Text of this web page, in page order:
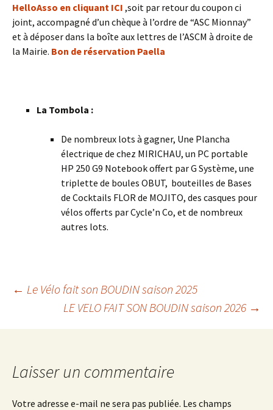
HelloAsso en cliquant ICI ,soit par retour du coupon ci
joint, accompagné d’un chèque à l’ordre de “ASC Mionnay”
et à déposer dans la boîte aux lettres de l’ASCM à droite de
la Mairie. Bon de réservation Paella
La Tombola :
De nombreux lots à gagner, Une Plancha
électrique de chez MIRICHAU, un PC portable
HP 250 G9 Notebook offert par G Système, une
triplette de boules OBUT, bouteilles de Bases
de Cocktails FLOR de MOJITO, des casques pour
vélos offerts par Cycle’n Co, et de nombreux
autres lots.
Navigation
des
articles
← Le Vélo fait son BOUDIN saison 2025
LE VELO FAIT SON BOUDIN saison 2026 →
Laisser un commentaire
Votre adresse e-mail ne sera pas publiée. Les champs